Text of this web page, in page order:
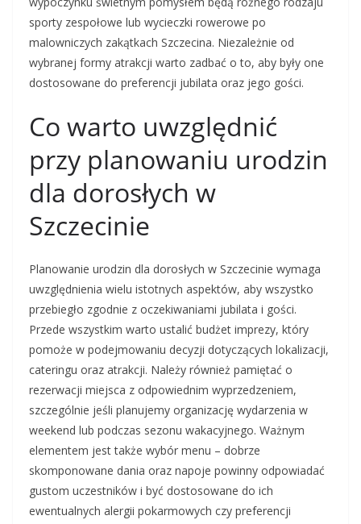
sporty zespołowe lub wycieczki rowerowe po
malowniczych zakątkach Szczecina. Niezależnie od
wybranej formy atrakcji warto zadbać o to, aby były one
dostosowane do preferencji jubilata oraz jego gości.
Co warto uwzględnić
przy planowaniu urodzin
dla dorosłych w
Szczecinie
Planowanie urodzin dla dorosłych w Szczecinie wymaga
uwzględnienia wielu istotnych aspektów, aby wszystko
przebiegło zgodnie z oczekiwaniami jubilata i gości.
Przede wszystkim warto ustalić budżet imprezy, który
pomoże w podejmowaniu decyzji dotyczących lokalizacji,
cateringu oraz atrakcji. Należy również pamiętać o
rezerwacji miejsca z odpowiednim wyprzedzeniem,
szczególnie jeśli planujemy organizację wydarzenia w
weekend lub podczas sezonu wakacyjnego. Ważnym
elementem jest także wybór menu – dobrze
skomponowane dania oraz napoje powinny odpowiadać
gustom uczestników i być dostosowane do ich
ewentualnych alergii pokarmowych czy preferencji